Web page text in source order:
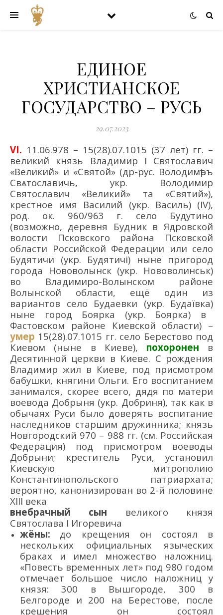
ЕДИНОЕ
ХРИСТИАНСКОЕ
ГОСУДАРСТВО – РУСЬ
29.07.2023
VI. 11.06.978 – 15(28).07.1015 (37 лет) гг. –
великий князь Владимир I Святославич
«Великий» и «Святой» (др-рус. Володимѣръ
Свѧтославичь, укр. Володимир
Святославич «Великий» та «Святий»),
крестное имя Василий (укр. Василь) (IV),
род. ок. 960/963 г. село Будутино
(возможно, деревня Будник в Ядровской
волости Псковского района Псковской
области Российской Федерации или село
Будятичи (укр. Будятичі) ныне пригород
города Нововолынск (укр. Нововолинськ)
во Владимиро-Волынском районе
Волынской области, ещё один из
вариантов село Будаевки (укр. Будаївка)
ныне город Боярка (укр. Боярка) в
Фастовском районе Киевской области) –
умер 15(28).07.1015 гг. село Берестово под
Киевом (ныне в Киеве), похоронен в
Десятинной церкви в Киеве. С рождения
Владимир жил в Киеве, под присмотром
бабушки, княгини Ольги. Его воспитанием
занимался, скорее всего, дядя по матери
воевода Добрыня (укр. Добриня), так как в
обычаях Руси было доверять воспитание
наследников старшим дружинника; князь
Новгородский 970 – 988 гг. (см. Российская
Федерация) под присмотром воеводы
Добрыни; креститель Руси, установил
Киевскую митрополию
Константинопольского патриархата;
вероятно, канонизирован во 2-й половине
XIII века
внебрачный сын великого князя
Святослава I Игоревича
жёны:
до крещения он состоял в
нескольких официальных языческих
браках
и имел множество наложниц.
«Повесть временных лет» под 980 годом
отмечает большое число наложниц у
князя: 300 в Вышгороде, 300 в
Белгороде и 200 на Берестове, после
крешения он состоял